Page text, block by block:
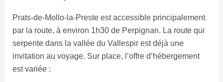
Prats-de-Mollo-la-Preste est accessible principalement
par la route, à environ 1h30 de Perpignan. La route qui
serpente dans la vallée du Vallespir est déjà une
invitation au voyage. Sur place, l’offre d’hébergement
est variée :